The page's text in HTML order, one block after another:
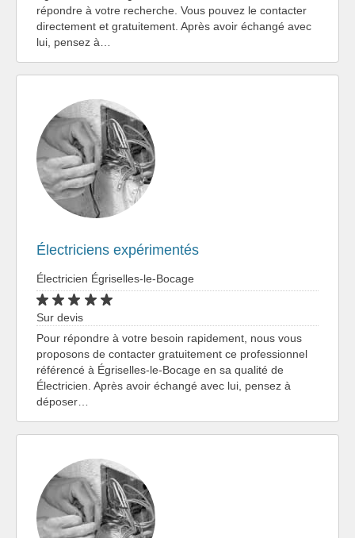
répondre à votre recherche. Vous pouvez le contacter
directement et gratuitement. Après avoir échangé avec
lui, pensez à…
Électriciens expérimentés
Électricien Égriselles-le-Bocage
Sur devis
Pour répondre à votre besoin rapidement, nous vous
proposons de contacter gratuitement ce professionnel
référencé à Égriselles-le-Bocage en sa qualité de
Électricien. Après avoir échangé avec lui, pensez à
déposer…